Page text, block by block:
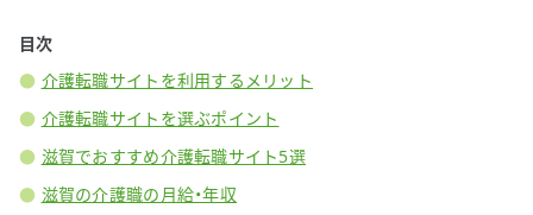
目次
介護転職サイトを利用するメリット
介護転職サイトを選ぶポイント
滋賀でおすすめ介護転職サイト5選
滋賀の介護職の月給・年収